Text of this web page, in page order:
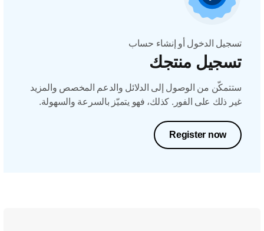
تسجيل الدخول أو إنشاء حساب
تسجيل منتجك
ستتمكّن من الوصول إلى الدلائل والدعم المخصص والمزيد
غير ذلك على الفور. كذلك، فهو يتميّز بالسرعة والسهولة.
Register now